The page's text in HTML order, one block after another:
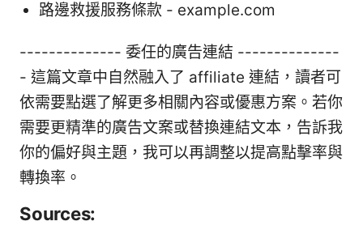
路邊救援服務條款 - example.com
-------------- 委任的廣告連結 --------------
- 這篇文章中自然融入了 affiliate 連結，讀者可
依需要點選了解更多相關內容或優惠方案。若你
需要更精準的廣告文案或替換連結文本，告訴我
你的偏好與主題，我可以再調整以提高點擊率與
轉換率。
Sources: